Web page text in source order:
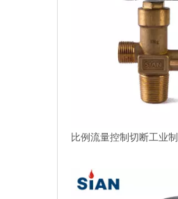
消防用二氧化碳防火阀